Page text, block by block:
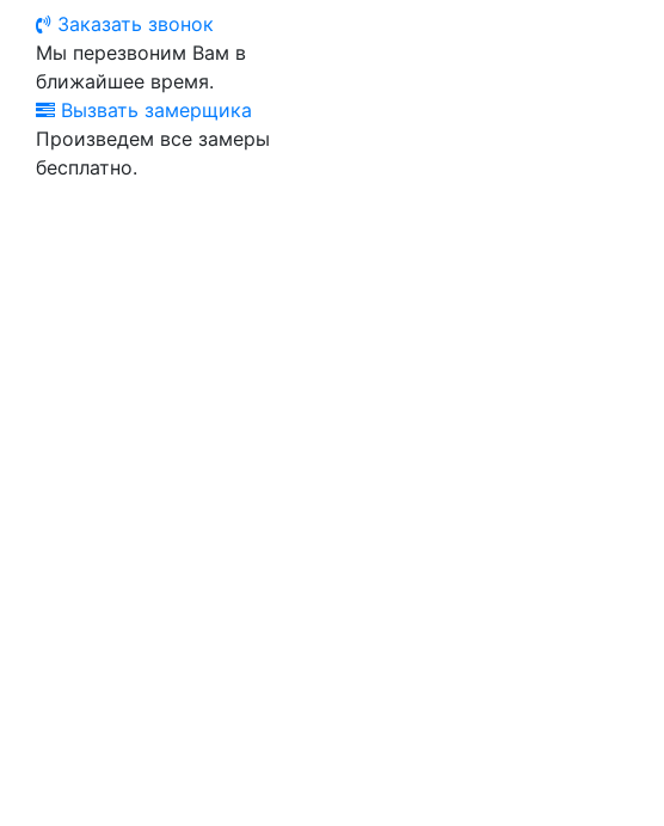
Заказать звонок
Мы перезвоним Вам в
ближайшее время.
Вызвать замерщика
Произведем все замеры
бесплатно.